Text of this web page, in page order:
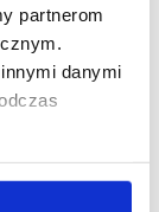
partnerom
danymi
i bardzo
rozkładane
galeriach: